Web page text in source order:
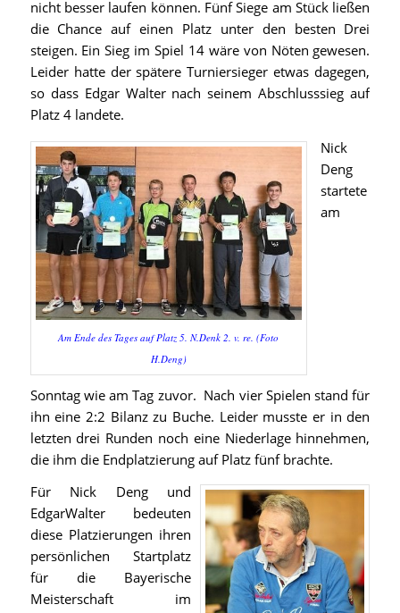
nicht besser laufen können. Fünf Siege am Stück ließen
die Chance auf einen Platz unter den besten Drei
steigen. Ein Sieg im Spiel 14 wäre von Nöten gewesen.
Leider hatte der spätere Turniersieger etwas dagegen,
so dass Edgar Walter nach seinem Abschlusssieg auf
Platz 4 landete.
Am Ende des Tages auf Platz 5. N.Denk 2. v. re. (Foto
H.Deng)
Nick
Deng
startete
am
Sonntag wie am Tag zuvor. Nach vier Spielen stand für
ihn eine 2:2 Bilanz zu Buche. Leider musste er in den
letzten drei Runden noch eine Niederlage hinnehmen,
die ihm die Endplatzierung auf Platz fünf brachte.
Für Nick Deng und
EdgarWalter bedeuten
diese Platzierungen ihren
persönlichen Startplatz
für die Bayerische
Meisterschaft im